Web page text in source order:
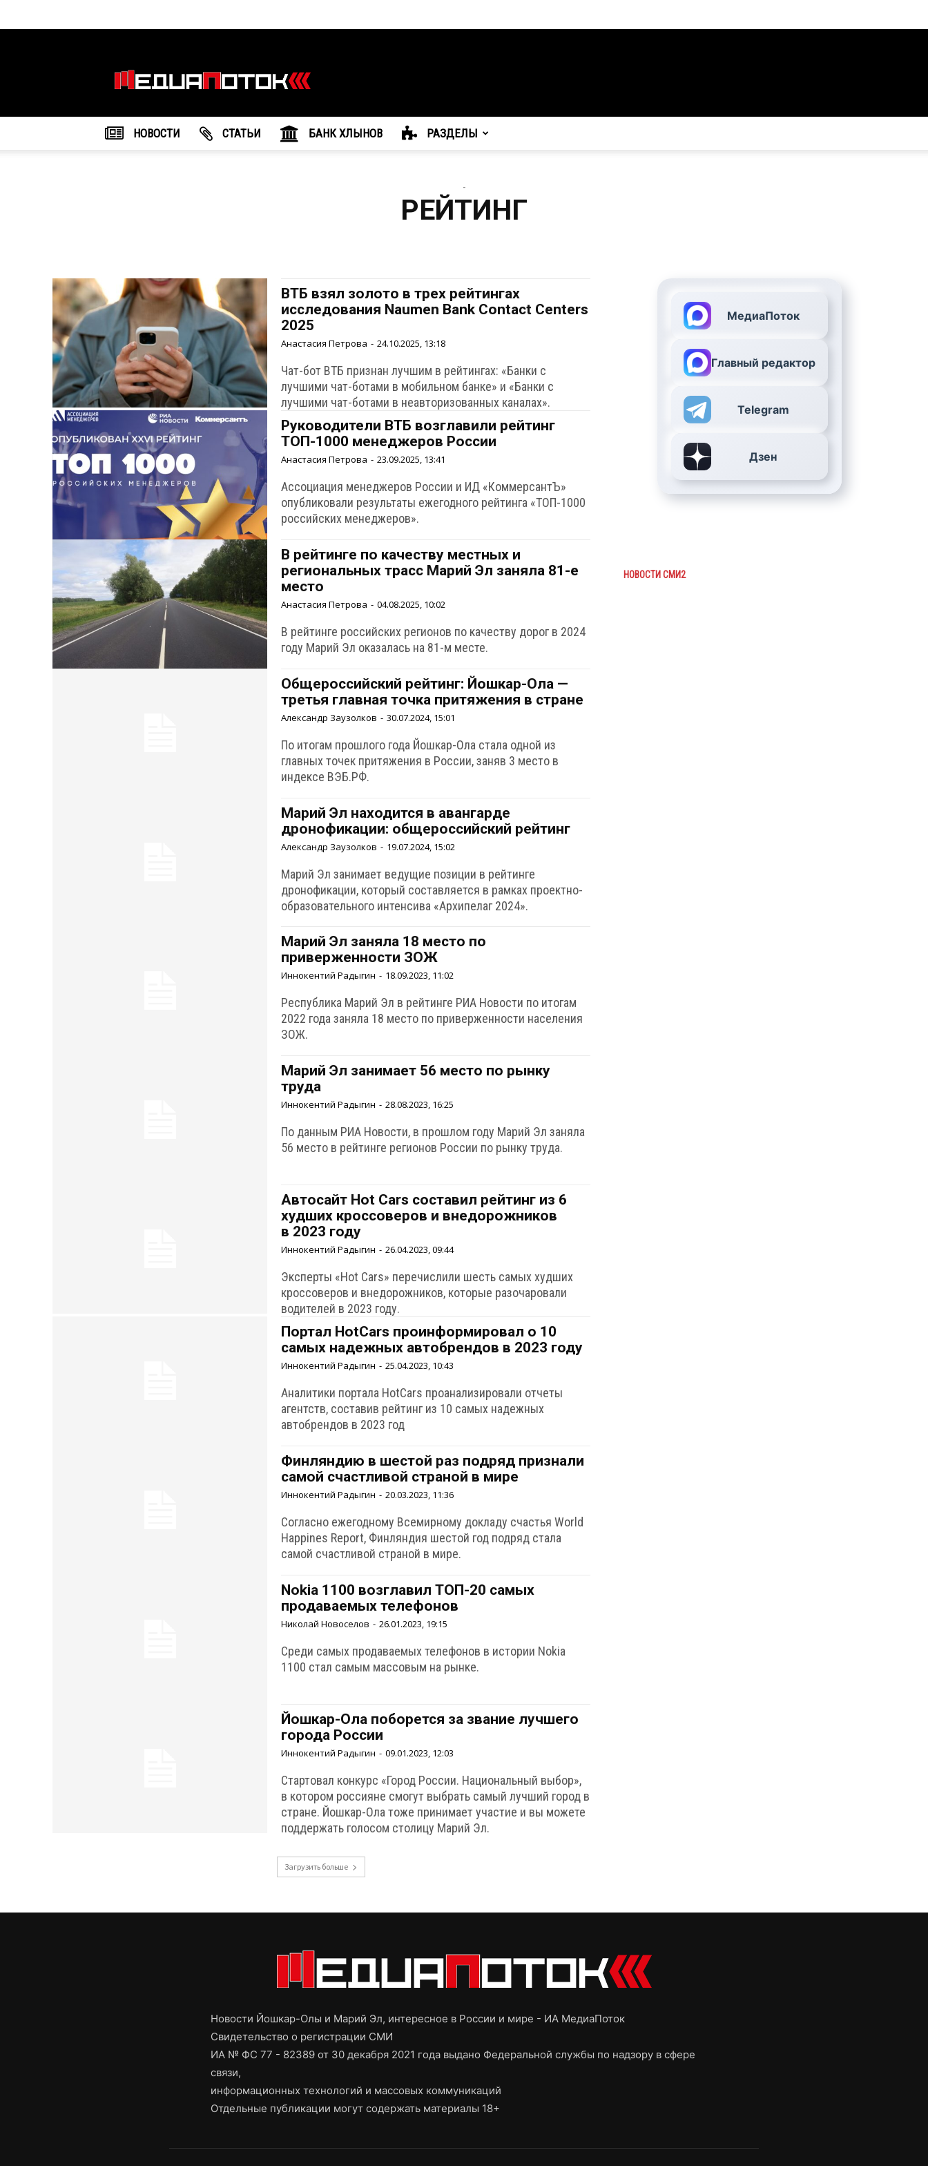
агентство
"МедиаПоток"
НОВОСТИ CТАТЬИ БАНК ХЛЫНОВ РАЗДЕЛЫ
-
РЕЙТИНГ
ВТБ взял золото в трех рейтингах
исследования Naumen Bank Contact Centers
2025
Анастасия Петрова - 24.10.2025, 13:18
Чат-бот ВТБ признан лучшим в рейтингах: «Банки с
лучшими чат-ботами в мобильном банке» и «Банки с
лучшими чат-ботами в неавторизованных каналах».
Руководители ВТБ возглавили рейтинг
ТОП-1000 менеджеров России
Анастасия Петрова - 23.09.2025, 13:41
Ассоциация менеджеров России и ИД «КоммерсантЪ»
опубликовали результаты ежегодного рейтинга «ТОП-1000
российских менеджеров».
В рейтинге по качеству местных и
региональных трасс Марий Эл заняла 81-е
место
Анастасия Петрова - 04.08.2025, 10:02
В рейтинге российских регионов по качеству дорог в 2024
году Марий Эл оказалась на 81-м месте.
Общероссийский рейтинг: Йошкар-Ола —
третья главная точка притяжения в стране
Александр Заузолков - 30.07.2024, 15:01
По итогам прошлого года Йошкар-Ола стала одной из
главных точек притяжения в России, заняв 3 место в
индексе ВЭБ.РФ.
Марий Эл находится в авангарде
дронофикации: общероссийский рейтинг
Александр Заузолков - 19.07.2024, 15:02
Марий Эл занимает ведущие позиции в рейтинге
дронофикации, который составляется в рамках проектно-
образовательного интенсива «Архипелаг 2024».
Марий Эл заняла 18 место по
приверженности ЗОЖ
Иннокентий Радыгин - 18.09.2023, 11:02
Республика Марий Эл в рейтинге РИА Новости по итогам
2022 года заняла 18 место по приверженности населения
ЗОЖ.
Марий Эл занимает 56 место по рынку
труда
Иннокентий Радыгин - 28.08.2023, 16:25
По данным РИА Новости, в прошлом году Марий Эл заняла
56 место в рейтинге регионов России по рынку труда.
Автосайт Hot Cars составил рейтинг из 6
худших кроссоверов и внедорожников
в 2023 году
Иннокентий Радыгин - 26.04.2023, 09:44
Эксперты «Hot Cars» перечислили шесть самых худших
кроссоверов и внедорожников, которые разочаровали
водителей в 2023 году.
Портал HotCars проинформировал о 10
самых надежных автобрендов в 2023 году
Иннокентий Радыгин - 25.04.2023, 10:43
Аналитики портала HotCars проанализировали отчеты
агентств, составив рейтинг из 10 самых надежных
автобрендов в 2023 год
Финляндию в шестой раз подряд признали
самой счастливой страной в мире
Иннокентий Радыгин - 20.03.2023, 11:36
Согласно ежегодному Всемирному докладу счастья World
Happines Report, Финляндия шестой год подряд стала
самой счастливой страной в мире.
Nokia 1100 возглавил ТОП-20 самых
продаваемых телефонов
Николай Новоселов - 26.01.2023, 19:15
Среди самых продаваемых телефонов в истории Nokia
1100 стал самым массовым на рынке.
Йошкар-Ола поборется за звание лучшего
города России
Иннокентий Радыгин - 09.01.2023, 12:03
Стартовал конкурс «Город России. Национальный выбор»,
в котором россияне смогут выбрать самый лучший город в
стране. Йошкар-Ола тоже принимает участие и вы можете
поддержать голосом столицу Марий Эл.
Загрузить больше
МедиаПоток
Главный редактор
Telegram
Дзен
НОВОСТИ СМИ2
Новости Йошкар-Олы и Марий Эл, интересное в России и мире - ИА МедиаПоток
Свидетельство о регистрации СМИ
ИА № ФС 77 - 82389 от 30 декабря 2021 года выдано Федеральной службы по надзору в сфере
связи,
информационных технологий и массовых коммуникаций
Отдельные публикации могут содержать материалы 18+